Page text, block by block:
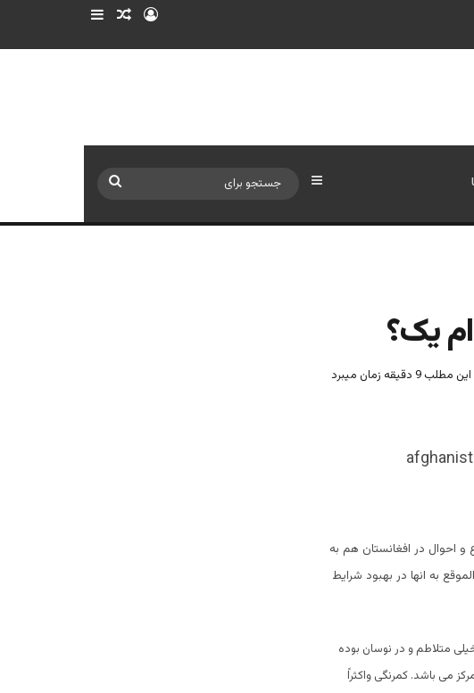
ورود نوشته تصادفی
سایدبار
یک؟
9 دقیقه زمان میبرد
احوال در افغانستان هم به
به انها در بهبود شرایط
متلاطم و در نوسان بوده
می باشد. کمرنگی واکثراً